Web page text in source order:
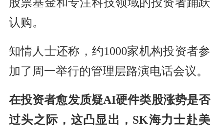
认购。
知情人士还称，约1000家机构投资者参
加了周一举行的管理层路演电话会议。
在投资者愈发质疑AI硬件类股涨势是否
过头之际，这凸显出，SK海力士赴美